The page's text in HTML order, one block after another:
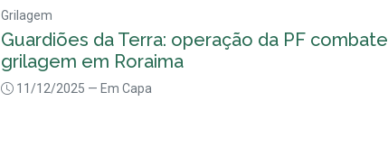
Grilagem
Guardiões da Terra: operação da PF combate
grilagem em Roraima
11/12/2025 — Em Capa